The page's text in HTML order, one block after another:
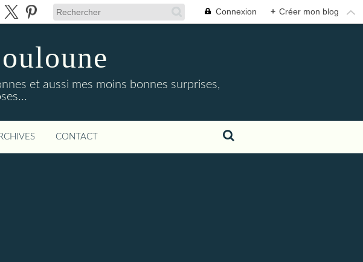
Connexion + Créer mon blog
et aussi mes moins bonnes surprises,
CONTACT